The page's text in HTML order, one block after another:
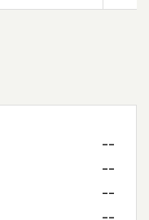
--
--
--